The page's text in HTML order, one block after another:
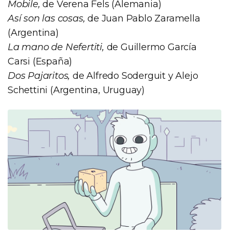
Mobile, de Verena Fels (Alemania)
Así son las cosas, de Juan Pablo Zaramella
(Argentina)
La mano de Nefertiti, de Guillermo García
Carsi (España)
Dos Pajaritos, de Alfredo Soderguit y Alejo
Schettini (Argentina, Uruguay)